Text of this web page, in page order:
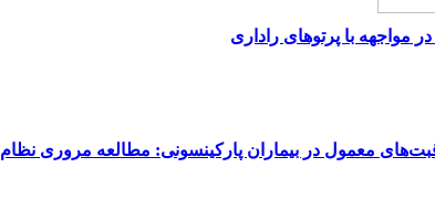
مواجهه با پرتوهای راداری
معمول در بیماران پارکینسونی: مطالعه مروری